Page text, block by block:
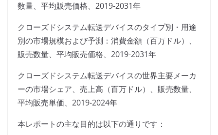
数量、平均販売価格、2019-2031年
クローズドシステム転送デバイスのタイプ別・用途
別の市場規模および予測：消費金額（百万ドル）、
販売数量、平均販売価格、2019-2031年
クローズドシステム転送デバイスの世界主要メーカ
ーの市場シェア、売上高（百万ドル）、販売数量、
平均販売単価、2019-2024年
本レポートの主な目的は以下の通りです：